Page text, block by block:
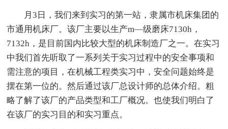
月3日，我们来到实习的第一站，隶属市机床集团的
市通用机床厂。该厂主要以生产m—级磨床7130h，
7132h，是目前国内比较大型的机床制造厂之一。在实习
中我们首先听取了一系列关于实习过程中的安全事项和
需注意的项目，在机械工程类实习中，安全问题始终是
摆在第一位的。然后通过该厂总设计师的总体介绍。粗
略了解了该厂的产品类型和工厂概况。也使我们明白了
在该厂的实习目的和实习重点。